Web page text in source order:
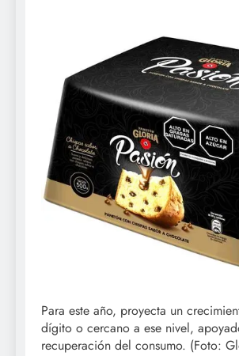
Para este año, proyecta un
dígito o cercano a ese nivel,
recuperación del consumo. (Foto: